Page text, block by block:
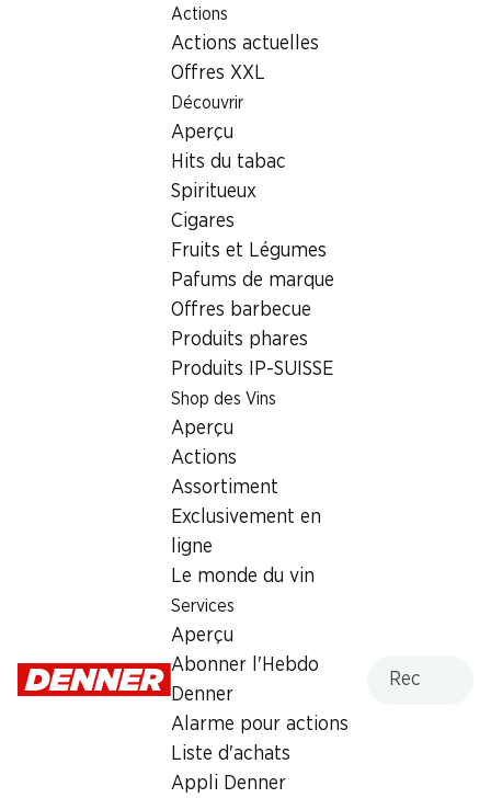
Actions
Actions actuelles
Offres XXL
Découvrir
Aperçu
Hits du tabac
Spiritueux
Cigares
Fruits et Légumes
Pafums de marque
Offres barbecue
Produits phares
Produits IP-SUISSE
Shop des Vins
Aperçu
Actions
Assortiment
Exclusivement en
ligne
Le monde du vin
Services
Aperçu
Abonner l'Hebdo
Denner
Alarme pour actions
Liste d'achats
Appli Denner
Localisateur de succursales
Succursale Denner Münchensteinerstrasse 200, 4053
4053 Basel, MParc Dreispitz
Münchensteinerstrasse 200, 4053 Basel
Voir l’itinéraire
Heures d'ouverture
Mercredi 09:00 - 20:00
09:00 - 20:00